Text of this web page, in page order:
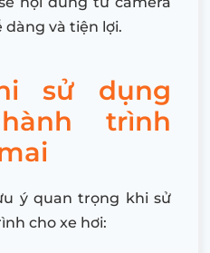
và tiện lợi.
sử dụng
trình
ý quan trọng khi sử
cho xe hơi: